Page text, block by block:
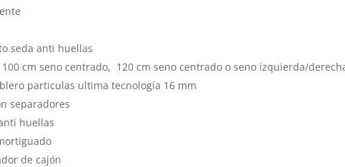
seda anti huellas
cm seno centrado, 120 cm seno centrado o seno izquierda/
particulas ultima tecnología 16 mm
separadores
huellas
de cajón